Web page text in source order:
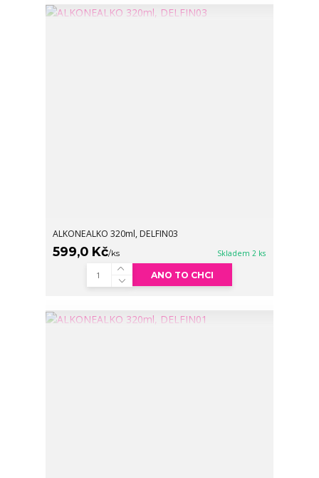
ALKONEALKO 320ml, DELFIN03
599,0 Kč/ks Skladem 2 ks
ANO TO CHCI